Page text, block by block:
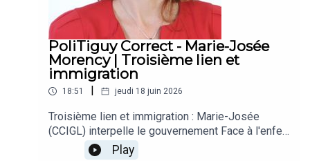
PoliTiguy Correct - Marie-Josée
Morency | Troisième lien et
immigration
18:51 jeudi 18 juin 2026
Troisième lien et immigration : Marie-Josée
(CCIGL) interpelle le gouvernement Face à l'enfer
routier quotidien entre Québec et Lévis, la
Play